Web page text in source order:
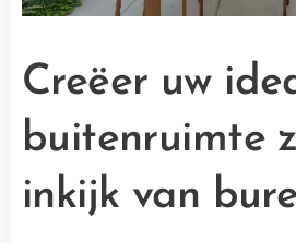
Creëer uw
buitenruimte
inkijk van